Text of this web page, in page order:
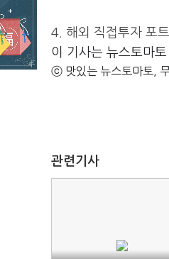
4. 해외 직접투자 포
이 기사는 뉴스토마
ⓒ 맛있는 뉴스토마토,
관련기사